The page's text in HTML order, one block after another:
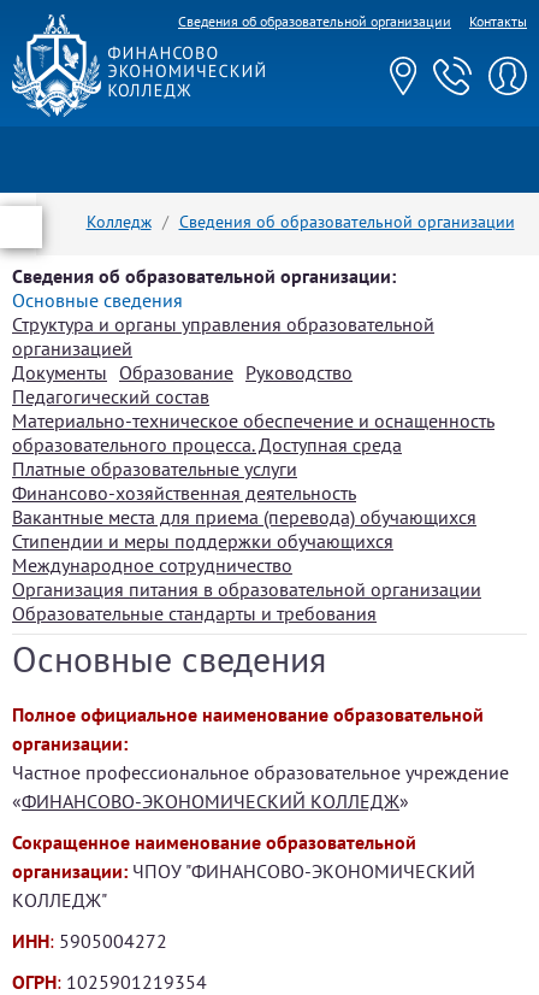
Сведения об образовательной организации Контакты
Колледж
Сведения об образовательной организации
Сведения об образовательной организации:
Основные сведения
Структура и органы управления образовательной
организацией
Документы Образование Руководство
Педагогический состав
Материально-техническое обеспечение и оснащенность
образовательного процесса. Доступная среда
Платные образовательные услуги
Финансово-хозяйственная деятельность
Вакантные места для приема (перевода) обучающихся
Стипендии и меры поддержки обучающихся
Международное сотрудничество
Организация питания в образовательной организации
Образовательные стандарты и требования
Основные сведения
Полное официальное наименование образовательной
организации:
Частное профессиональное образовательное учреждение
«ФИНАНСОВО-ЭКОНОМИЧЕСКИЙ КОЛЛЕДЖ»
Сокращенное наименование образовательной
организации: ЧПОУ "ФИНАНСОВО-ЭКОНОМИЧЕСКИЙ
КОЛЛЕДЖ"
ИНН: 5905004272
ОГРН: 1025901219354